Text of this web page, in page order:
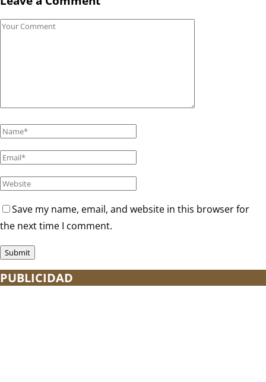
Save my name, email, and website in this browser for
the next time I comment.
PUBLICIDAD